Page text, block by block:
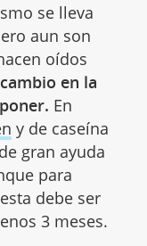
se lleva
aun son
oídos
en la
En
y de caseína
gran ayuda
para
debe ser
3 meses.